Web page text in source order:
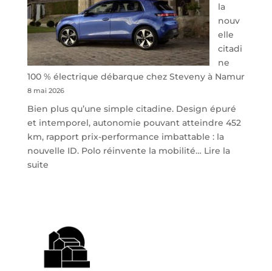
la
nouv
elle
citadi
ne
100 % électrique débarque chez Steveny à Namur
8 mai 2026
Bien plus qu’une simple citadine. Design épuré
et intemporel, autonomie pouvant atteindre 452
km, rapport prix-performance imbattable : la
nouvelle ID. Polo réinvente la mobilité… Lire la
suite:
la
nouvelle
citadine